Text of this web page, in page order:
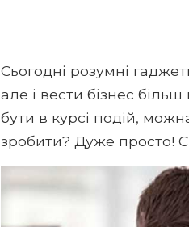
Сьогодні розумні
але і вести бізнес
бути в курсі подій,
зробити? Дуже просто!